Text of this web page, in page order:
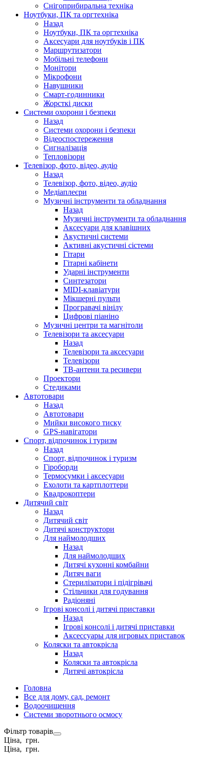
Снігоприбиральна техніка
Ноутбуки, ПК та оргтехніка
Назад
Ноутбуки, ПК та оргтехніка
Аксесуари для ноутбуків і ПК
Маршрутизатори
Мобільні телефони
Монітори
Мікрофони
Навушники
Смарт-годинники
Жорсткі диски
Системи охорони і безпеки
Назад
Системи охорони і безпеки
Відеоспостереження
Сигналізація
Тепловізори
Телевізор, фото, відео, аудіо
Назад
Телевізор, фото, відео, аудіо
Медіаплеєри
Музичні інструменти та обладнання
Назад
Музичні інструменти та обладнання
Аксесуари для клавішних
Акустичні системи
Активні акустичні сістеми
Гітари
Гітарні кабінети
Ударні інструменти
Синтезатори
MIDI-клавіатури
Мікшерні пульти
Програвачі вінілу
Цифрові піаніно
Музичні центри та магнітоли
Телевізори та аксесуари
Назад
Телевізори та аксесуари
Телевізори
ТВ-антени та ресивери
Проектори
Стедиками
Автотовари
Назад
Автотовари
Мийки високого тиску
GPS-навігатори
Спорт, відпочинок і туризм
Назад
Спорт, відпочинок і туризм
Гіроборди
Термосумки і аксесуари
Ехолоти та картплоттери
Квадрокоптери
Дитячий світ
Назад
Дитячий світ
Дитячі конструктори
Для наймолодших
Назад
Для наймолодших
Дитячі кухонні комбайни
Дитяч ваги
Стерилізатори і підігрівачі
Стільчики для годування
Радіоняні
Ігрові консолі і дитячі приставки
Назад
Ігрові консолі і дитячі приставки
Аксессуары для игровых приставок
Коляски та автокрісла
Назад
Коляски та автокрісла
Дитячі автокрісла
Головна
Все для дому, сад, ремонт
Водоочищення
Системи зворотнього осмосу
Фільтр товарів
Ціна, грн.
Ціна, грн.